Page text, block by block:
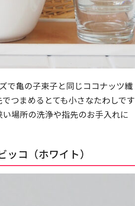
で亀の子束子と同じココナッツ繊
つまめるとても小さなたわしです
場所の洗浄や指先のお手入れに
コ（ホワイト）